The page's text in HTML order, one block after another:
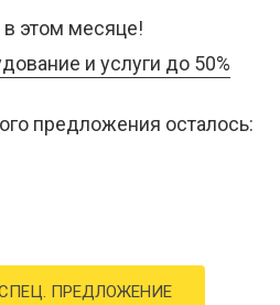
в этом месяце!
и услуги до 50%
предложения осталось:
ПРЕДЛОЖЕНИЕ